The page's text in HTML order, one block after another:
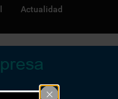
Actualidad